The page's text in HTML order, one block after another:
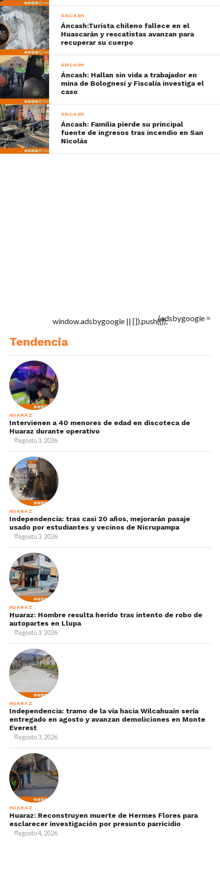
ÁNCASH
Áncash:Turista chileno fallece en el
Huascarán y rescatistas avanzan para
recuperar su cuerpo
ÁNCASH
Áncash: Hallan sin vida a trabajador en
mina de Bolognesi y Fiscalía investiga el
caso
ÁNCASH
Áncash: Familia pierde su principal
fuente de ingresos tras incendio en San
Nicolás
(adsbygoogle =
window.adsbygoogle || []).push({});
Tendencia
HUARAZ
Intervienen a 40 menores de edad en discoteca de
Huaraz durante operativo
agosto 3, 2026
HUARAZ
Independencia: tras casi 20 años, mejorarán pasaje
usado por estudiantes y vecinos de Nicrupampa
agosto 3, 2026
HUARAZ
Huaraz: Hombre resulta herido tras intento de robo de
autopartes en Llupa
agosto 3, 2026
HUARAZ
Independencia: tramo de la vía hacia Wilcahuaín sería
entregado en agosto y avanzan demoliciones en Monte
Everest
agosto 3, 2026
HUARAZ
Huaraz: Reconstruyen muerte de Hermes Flores para
esclarecer investigación por presunto parricidio
agosto 4, 2026